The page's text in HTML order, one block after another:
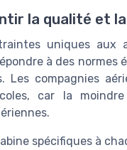
la qualité et
uniques aux
à des normes
compagnies
car la
spécifiques à